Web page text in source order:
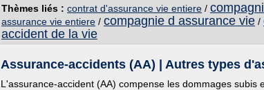
Thèmes liés : contrat d'assurance vie entiere /
assurance vie entiere / compagnie d assurance vie /
accident de la vie
Assurance-accidents (AA) | Autres types
L'assurance-accident (AA) compense les dommages subis